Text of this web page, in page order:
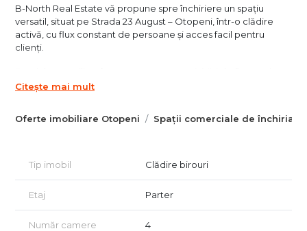
Oferte imobiliare Otopeni Spații comerciale de închiriat
B-North Real Estate vă propune spre închiriere un spațiu
versatil, situat pe Strada 23 August – Otopeni, într-o clădire
activă, cu flux constant de persoane și acces facil pentru
clienți.
eliberează, fiind potrivit pentru multiple tipuri de business-uri:
generează un public țintă deja format (copii și părinți).
suprafață principală totală ~97 mp, compartimentată modern
în 3 încăperi distincte, delimitate cu pereți de sticlă
Citește mai mult
Tip imobil Clădire birouri
Etaj Parter
Număr camere 4